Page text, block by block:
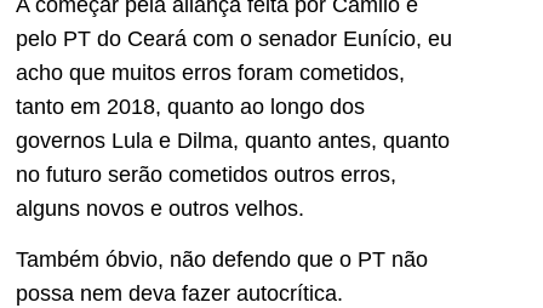
A começar pela aliança feita por Camilo e
pelo PT do Ceará com o senador Eunício, eu
acho que muitos erros foram cometidos,
tanto em 2018, quanto ao longo dos
governos Lula e Dilma, quanto antes, quanto
no futuro serão cometidos outros erros,
alguns novos e outros velhos.
Também óbvio, não defendo que o PT não
possa nem deva fazer autocrítica.